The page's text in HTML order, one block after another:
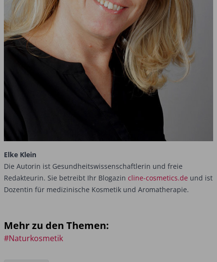
Elke Klein
Die Autorin ist Gesundheitswissenschaftlerin und freie
Redakteurin. Sie betreibt Ihr Blogazin cline-cosmetics.de und ist
Dozentin für medizinische Kosmetik und Aromatherapie.
Mehr zu den Themen:
#Naturkosmetik